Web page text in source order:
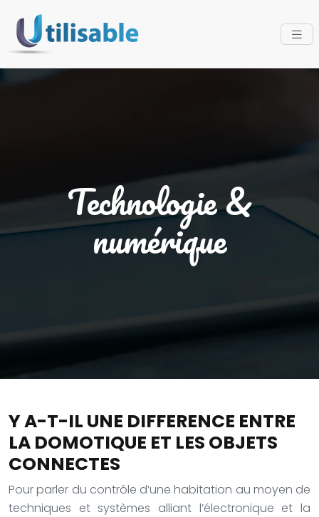
Technologie &
numérique
Y A-T-IL UNE DIFFERENCE ENTRE
LA DOMOTIQUE ET LES OBJETS
CONNECTES
Pour parler du contrôle d’une habitation au moyen de
techniques et systèmes alliant l’électronique et la